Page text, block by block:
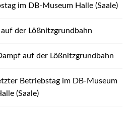
im DB-Museum Halle (Saale)
auf der Lößnitzgrundbahn
auf der Lößnitzgrundbahn
Betriebstag im DB-Museum
(Saale)